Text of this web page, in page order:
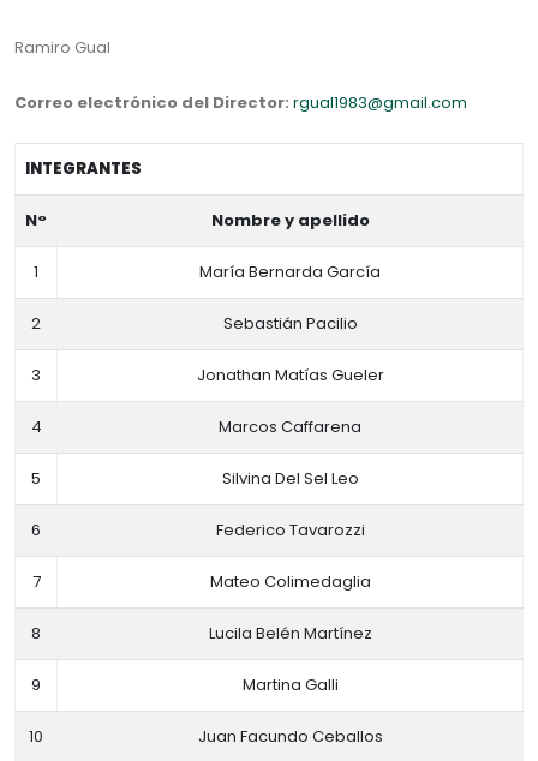
Ramiro Gual
Correo electrónico del Director: rgual1983@gmail.com
INTEGRANTES
N° Nombre y apellido
1 María Bernarda García
2 Sebastián Pacilio
3 Jonathan Matías Gueler
4 Marcos Caffarena
5 Silvina Del Sel Leo
6 Federico Tavarozzi
7 Mateo Colimedaglia
8 Lucila Belén Martínez
9 Martina Galli
10 Juan Facundo Ceballos